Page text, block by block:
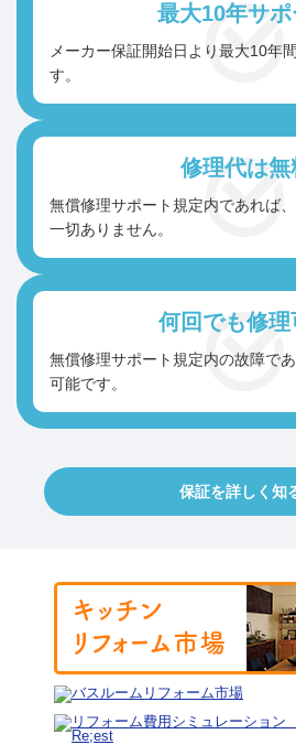
最大10年サポ
メーカー保証開始日より最大10年
す。
修理代は無
無償修理サポート規定内であれば
一切ありません。
何回でも修理
無償修理サポート規定内の故障で
可能です。
保証を詳しく知